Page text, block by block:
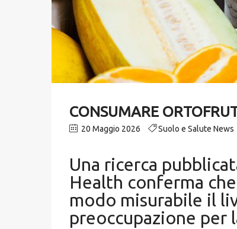
CONSUMARE
20 Maggio 2026 Suolo e Salute News
Una ricerca
Health conferma
modo misurabile il
preoccupazione per